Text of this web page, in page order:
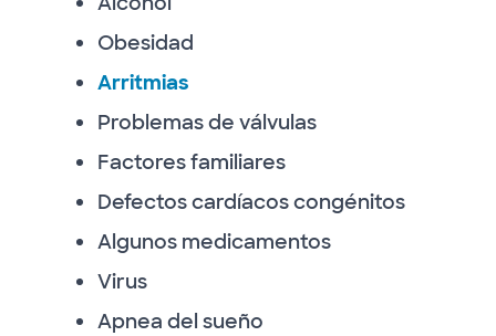
Obesidad
Arritmias
Problemas de válvulas
Factores familiares
Defectos cardíacos congénitos
Algunos medicamentos
Virus
Apnea del sueño